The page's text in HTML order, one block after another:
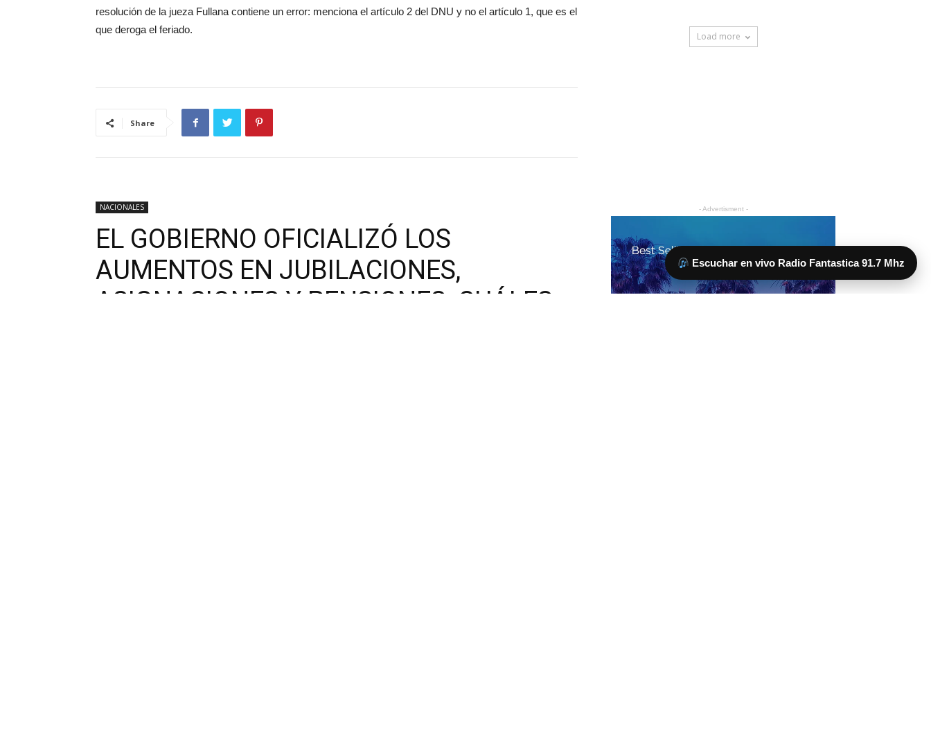
Escuchar en vivo Radio Fantastica 91.7 Mhz
resolución de la jueza Fullana contiene un error: menciona el artículo 2 del DNU y no el artículo 1, que es el
que deroga el feriado.
Share
Load more